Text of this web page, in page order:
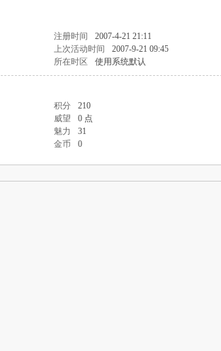
注册时间
2007-4-21 21:11
上次活动时间
2007-9-21 09:45
所在时区 使用系统默认
积分
210
威望
0 点
魅力
31
金币 0